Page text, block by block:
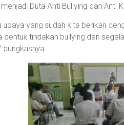
Duta Anti Bullying dan Anti
upaya yang sudah kita berikan
bentuk tindakan bullying dan
pungkasnya.